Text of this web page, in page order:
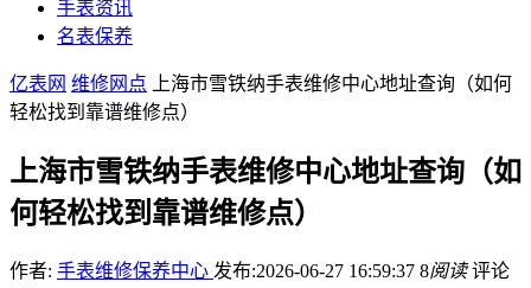
手表资讯
名表保养
亿表网 维修网点 上海市雪铁纳手表维修中心地址查询（如何
轻松找到靠谱维修点）
上海市雪铁纳手表维修中心地址查询（如
何轻松找到靠谱维修点）
作者: 手表维修保养中心 发布:2026-06-27 16:59:37 8阅读 评论